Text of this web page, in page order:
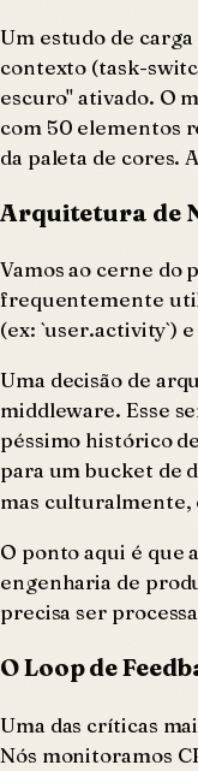
Um estudo de
contexto (task-
escuro" ativado. O
com 50 elementos
da paleta de cores.
Arquitetura de
Vamos ao cerne do
frequentemente
(ex: `user.activity`)
Uma decisão de
middleware. Esse
péssimo histórico
para um bucket de
mas culturalmente,
O ponto aqui é que
engenharia de
precisa ser
O Loop de
Uma das críticas
Nós monitoramos